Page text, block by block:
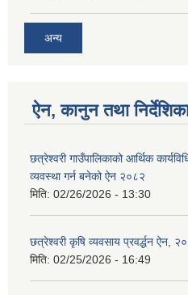
अन्य
ऐन, कानुन तथा
छत्रेश्वरी गाउँपालिकाको आर्थिक
व्यवस्था गर्न बनेको ऐन २०८२
मिति: 02/26/2026 - 13:30
छत्रेश्‍वरी कृषि व्यवसाय प्रवर्द्धन ऐन,
मिति: 02/25/2026 - 16:49